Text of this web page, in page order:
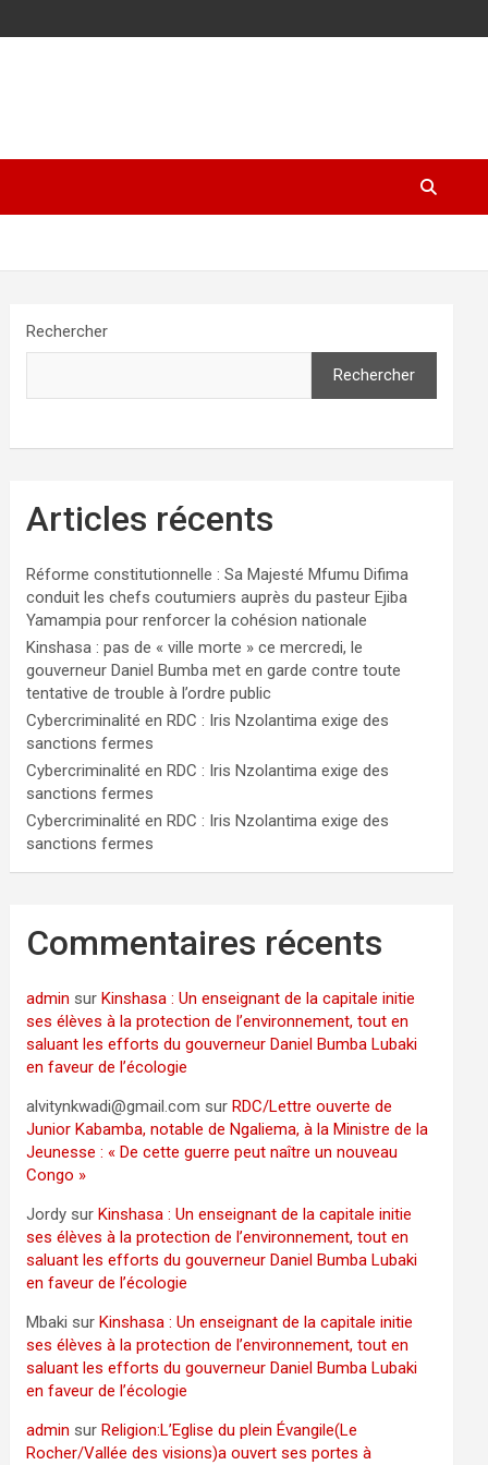
Rechercher
Rechercher
Articles récents
Réforme constitutionnelle : Sa Majesté Mfumu Difima
conduit les chefs coutumiers auprès du pasteur Ejiba
Yamampia pour renforcer la cohésion nationale
Kinshasa : pas de « ville morte » ce mercredi, le
gouverneur Daniel Bumba met en garde contre toute
tentative de trouble à l’ordre public
Cybercriminalité en RDC : Iris Nzolantima exige des
sanctions fermes
Cybercriminalité en RDC : Iris Nzolantima exige des
sanctions fermes
Cybercriminalité en RDC : Iris Nzolantima exige des
sanctions fermes
Commentaires récents
admin surKinshasa : Un enseignant de la capitale initie
ses élèves à la protection de l’environnement, tout en
saluant les efforts du gouverneur Daniel Bumba Lubaki
en faveur de l’écologie
alvitynkwadi@gmail.com surRDC/Lettre ouverte de
Junior Kabamba, notable de Ngaliema, à la Ministre de la
Jeunesse : « De cette guerre peut naître un nouveau
Congo »
Jordy surKinshasa : Un enseignant de la capitale initie
ses élèves à la protection de l’environnement, tout en
saluant les efforts du gouverneur Daniel Bumba Lubaki
en faveur de l’écologie
Mbaki surKinshasa : Un enseignant de la capitale initie
ses élèves à la protection de l’environnement, tout en
saluant les efforts du gouverneur Daniel Bumba Lubaki
en faveur de l’écologie
admin surReligion:L’Eglise du plein Évangile(Le
Rocher/Vallée des visions)a ouvert ses portes à